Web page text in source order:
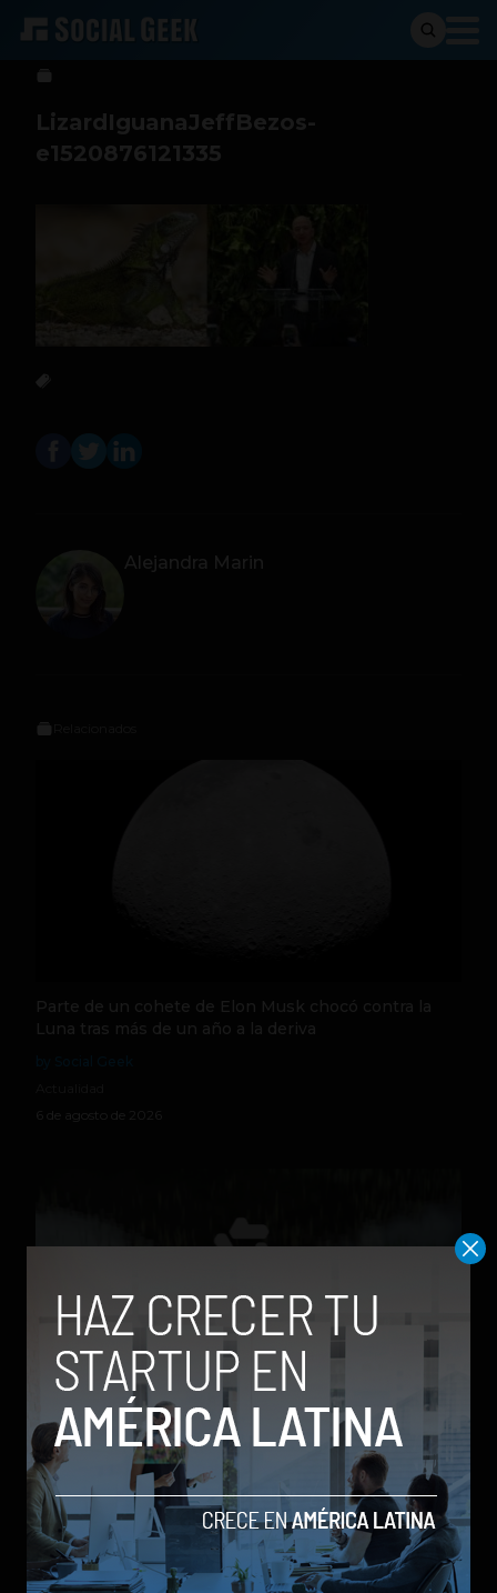
Alejandra Marin 15 de marzo de 2018
LizardIguanaJeffBezos-
e1520876121335
Alejandra Marin
Parte de un cohete de Elon Musk chocó contra la
Luna tras más de un año a la deriva
6 de agosto de 2026
Qwen 3.8-Max, la nueva IA de Alibaba que desafía a
los modelos más poderosos
by Sergio Ramos
Actualidad
5 de agosto de 2026